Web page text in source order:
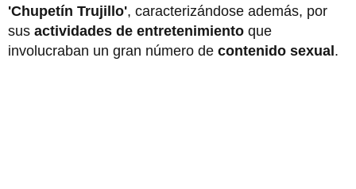
'Chupetín Trujillo', caracterizándose además, por
sus actividades de entretenimiento que
involucraban un gran número de contenido sexual.